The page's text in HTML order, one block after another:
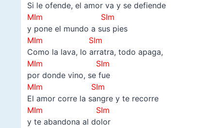
Si le ofende, el amor va y se defiende
MIm SIm
y pone el mundo a sus pies
MIm
SIm
Como la lava, lo arratra, todo apaga,
MIm SIm
por donde vino, se fue
MIm
SIm
El amor corre la sangre y te recorre
MIm SIm
y te abandona al dolor